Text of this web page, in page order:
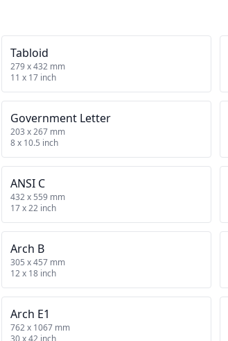
Tabloid
279 x 432 mm
11 x 17 inch
Government Letter
203 x 267 mm
8 x 10.5 inch
ANSI C
432 x 559 mm
17 x 22 inch
Arch B
305 x 457 mm
12 x 18 inch
Arch E1
762 x 1067 mm
30 x 42 inch